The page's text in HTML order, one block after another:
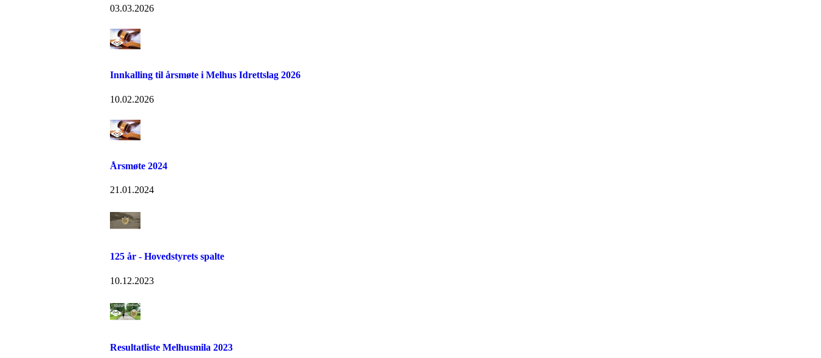
03.03.2026
Innkalling til årsmøte i Melhus Idrettslag 2026
10.02.2026
Årsmøte 2024
21.01.2024
125 år - Hovedstyrets spalte
10.12.2023
Resultatliste Melhusmila 2023